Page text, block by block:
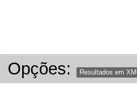
Opções: Resultados em XML